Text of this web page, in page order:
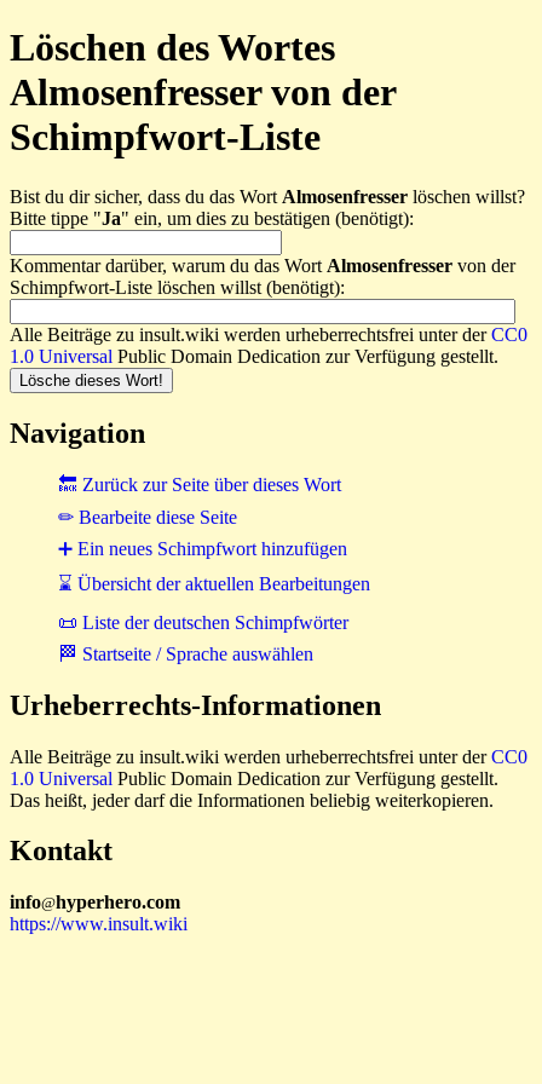
Löschen des Wortes
Almosenfresser von der
Schimpfwort-Liste
Bist du dir sicher, dass du das Wort Almosenfresser löschen willst?
Bitte tippe "Ja" ein, um dies zu bestätigen (benötigt):
Kommentar darüber, warum du das Wort Almosenfresser von der
Schimpfwort-Liste löschen willst (benötigt):
Alle Beiträge zu insult.wiki werden urheberrechtsfrei unter derCC0
1.0 Universal Public Domain Dedication zur Verfügung gestellt.
Navigation
🔙 Zurück zur Seite über dieses Wort
✏ Bearbeite diese Seite
➕ Ein neues Schimpfwort hinzufügen
⌛ Übersicht der aktuellen Bearbeitungen
📜 Liste der deutschen Schimpfwörter
🏁 Startseite / Sprache auswählen
Urheberrechts-Informationen
Alle Beiträge zu insult.wiki werden urheberrechtsfrei unter derCC0
1.0 Universal Public Domain Dedication zur Verfügung gestellt.
Das heißt, jeder darf die Informationen beliebig weiterkopieren.
Kontakt
info@hyperhero.com
https://www.insult.wiki